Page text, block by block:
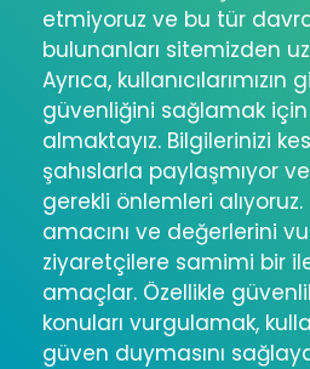
etmiyoruz ve bu tür
bulunanları sitemizden
Ayrıca, kullanıcılarımızın
güvenliğini sağlamak
almaktayız. Bilgilerinizi
şahıslarla paylaşmıyor
gerekli önlemleri
amacını ve değerlerini
ziyaretçilere samimi bir
amaçlar. Özellikle
konuları vurgulamak,
güven duymasını